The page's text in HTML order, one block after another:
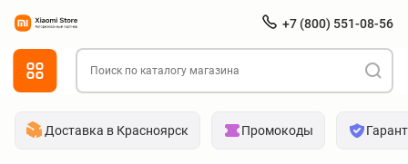
+7 (800) 551-08-56
Доставка в Красноярск Промокоды